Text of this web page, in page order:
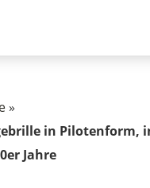
»
in Pilotenform,
Jahre